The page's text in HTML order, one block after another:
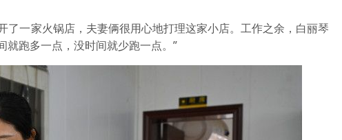
一家火锅店，夫妻俩很用心地打理这家小店。工作之余，白丽琴
就跑多一点，没时间就少跑一点。”